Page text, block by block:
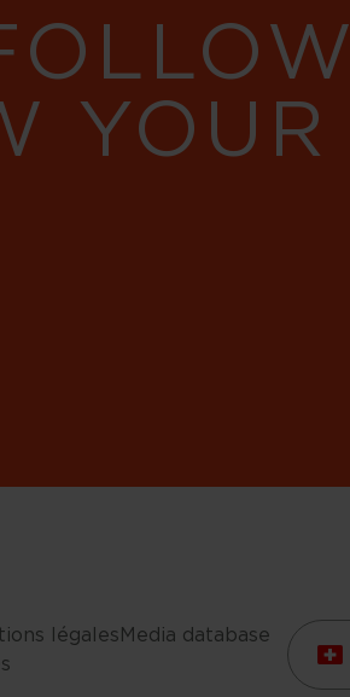
YOUR
légalesMedia database